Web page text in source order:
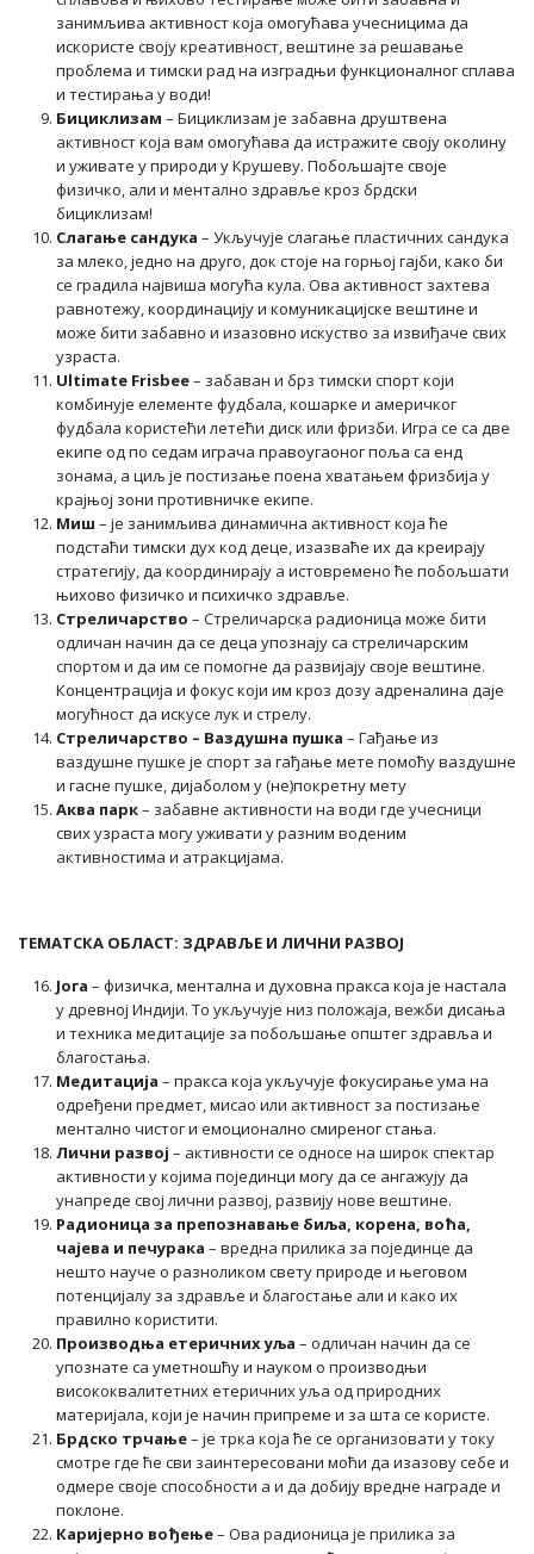
занимљива активност која омогућава учесницима да
искористе своју креативност, вештине за решавање
проблема и тимски рад на изградњи функционалног сплава
и тестирања у води!
Бициклизам – Бициклизам је забавна друштвена
активност која вам омогућава да истражите своју околину
и уживате у природи у Крушеву. Побољшајте своје
физичко, али и ментално здравље кроз брдски
бициклизам!
Слагање сандука – Укључује слагање пластичних сандука
за млеко, једно на друго, док стоје на горњој гајби, како би
се градила највиша могућа кула. Ова активност захтева
равнотежу, координацију и комуникацијске вештине и
може бити забавно и изазовно искуство за извиђаче свих
узраста.
Ultimate Frisbee– забаван и брз тимски спорт који
комбинује елементе фудбала, кошарке и америчког
фудбала користећи летећи диск или фризби. Игра се са две
екипе од по седам играча правоугаоног поља са енд
зонама, а циљ је постизање поена хватањем фризбија у
крајњој зони противничке екипе.
Миш – је занимљива динамична активност која ће
подстаћи тимски дух код деце, изазваће их да креирају
стратегију, да координирају а истовремено ће побољшати
њихово физичко и психичко здравље.
Стреличарство – Стреличарска радионица може бити
одличан начин да се деца упознају са стреличарским
спортом и да им се помогне да развијају своје вештине.
Концентрација и фокус који им кроз дозу адреналина даје
могућност да искусе лук и стрелу.
Стреличарство – Ваздушна пушка – Гађање из
ваздушне пушке је спорт за гађање мете помоћу ваздушне
и гасне пушке, дијаболом у (не)покретну мету
Аква парк– забавне активности на води где учесници
свих узраста могу уживати у разним воденим
активностима и атракцијама.
ТЕМАТСКА ОБЛАСТ: ЗДРАВЉЕ И ЛИЧНИ РАЗВОЈ
Јога – физичка, ментална и духовна пракса која је настала
у древној Индији. То укључује низ положаја, вежби дисања
и техника медитације за побољшање општег здравља и
благостања.
Медитација – пракса која укључује фокусирање ума на
одређени предмет, мисао или активност за постизање
ментално чистог и емоционално смиреног стања.
Лични развој – активности се односе на широк спектар
активности у којима појединци могу да се ангажују да
унапреде свој лични развој, развију нове вештине.
Радионица за препознавање биља, корена, воћа,
чајева и печурака – вредна прилика за појединце да
нешто науче о разноликом свету природе и његовом
потенцијалу за здравље и благостање али и како их
правилно користити.
Производња етеричних уља – одличан начин да се
упознате са уметношћу и науком о производњи
висококвалитетних етеричних уља од природних
материјала, који је начин припреме и за шта се користе.
Брдско трчање– је трка која ће се организовати у току
смотре где ће сви заинтересовани моћи да изазову себе и
одмере своје способности а и да добију вредне награде и
поклоне.
Каријерно вођење– Ова радионица је прилика за